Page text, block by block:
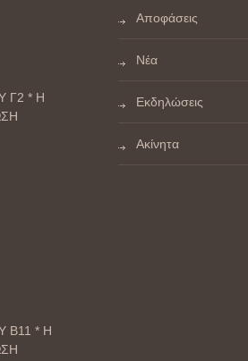
Γ2 * Η
Β11 * Η
Αποφάσεις
Νέα
Εκδηλώσεις
Ακίνητα